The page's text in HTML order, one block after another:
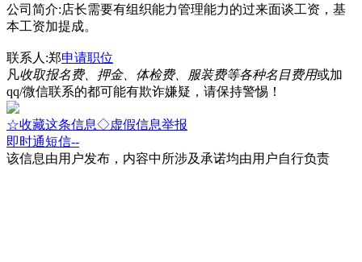
公司简介:店长需要有组织能力管理能力的过来面谈工资，基
本工资加提成。
联系人:郑申请职位
凡收取报名费、押金、体检费、服装费等各种名目费用或加
qq/微信联系的都可能有欺诈嫌疑，请保持警惕！
☆收藏这条信息◇虚假信息举报
即时通短信--
该信息由用户发布，内容中所涉及承诺均由用户自行负责